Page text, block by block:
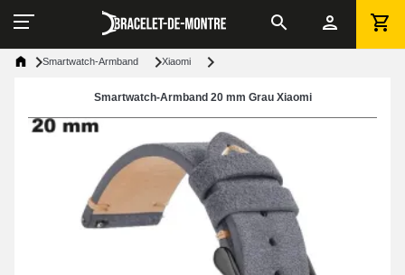
Smartwatch-Armband Xiaomi
Smartwatch-Armband 20 mm Grau Xiaomi